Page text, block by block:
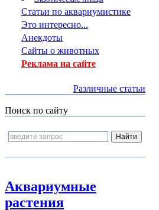
Статьи по аквариумистике
Это интересно...
Анекдоты
Сайты о животных
Реклама на сайте
Различные статьи
Поиск по сайту
Аквариумные
растения